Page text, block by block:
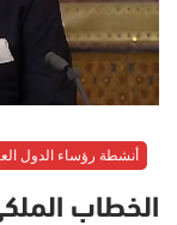
الخطاب